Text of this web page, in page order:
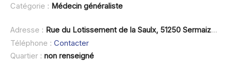
Catégorie : Médecin généraliste
Adresse : Rue du Lotissement de la Saulx, 51250 Sermaize-les-Bains
Téléphone : Contacter
Quartier : non renseigné